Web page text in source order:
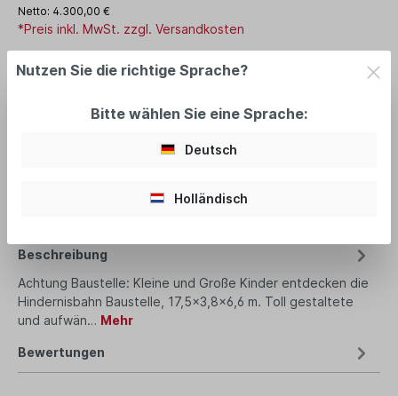
Netto: 4.300,00 €
*Preis inkl. MwSt. zzgl. Versandkosten
Lieferzeit: am Lager: 2-5 Tage
In den Warenkorb
Beschreibung
Achtung Baustelle: Kleine und Große Kinder entdecken die
Hindernisbahn Baustelle, 17,5x3,8x6,6 m. Toll gestaltete
und aufwän… Mehr
Bewertungen
Nutzen Sie die richtige Sprache?
Bitte wählen Sie eine Sprache:
Deutsch
Holländisch